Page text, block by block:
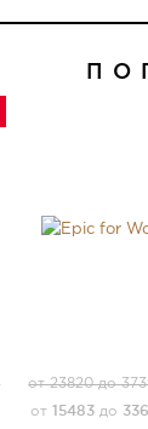
от 23820 до
от15483 до